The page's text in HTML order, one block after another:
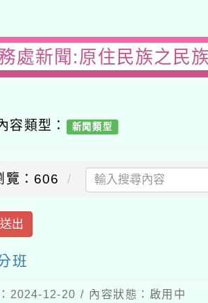
處新聞:原住民族之民
類型： 新聞類型
覽：606
送出
班
2024-12-20 / 內容狀態：啟用中